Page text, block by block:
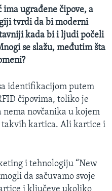
ugrađene čipove, a
tvrdi da bi moderni
kada bi i ljudi počeli
se slažu, međutim šta
identifikacijom putem
čipovima, toliko je
nema novčanika u kojem
takvih kartica. Ali kartice i
i tehnologiju “New
da sačuvamo svoje